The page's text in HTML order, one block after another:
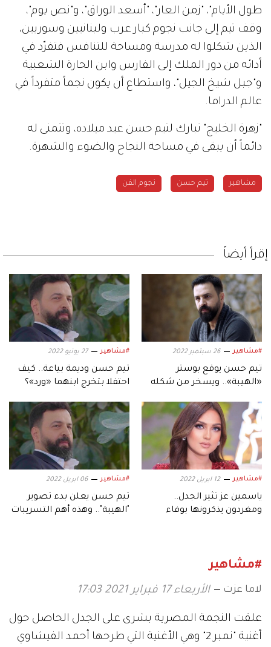
طول الأيام"، "زمن العار"، "أسعد الوراق"، و"نص يوم"،
وقف تيم إلى جانب نجوم كبار عرب ولبنانيين وسوريين،
الذين شكلوا له مدرسة ومساحة للتنافس فتفرّد في
أدائه من دور الملك إلى الفارس وابن الحارة الشعبية
و"جبل شيخ الجيل"، واستطاع أن يكون نجماً متفرداً في
عالم الدراما.
"زهرة الخليج" تبارك لتيم حسن عيد ميلاده، وتتمنى له
دائماً أن يبقى في مساحة النجاح والضوء والشهرة.
مشاهير تيم حسن نجوم الفن
إقرأ أيضاً
#مشاهير 26 سبتمبر 2022
تيم حسن يوقع بوستر
«الهيبة».. ويسخر من شكله
#مشاهير 27 يونيو 2022
تيم حسن وديمة بياعة.. كيف
احتفلا بتخرج ابنهما «ورد»؟
#مشاهير 12 ابريل 2022
ياسمين عز تثير الجدل..
ومغردون يذكرونها بوفاء
#مشاهير 06 ابريل 2022
تيم حسن يعلن بدء تصوير
"الهيبة".. وهذه أهم التسريبات
#مشاهير
لاما عزت الأربعاء 17 فبراير 2021 17:03
علقت النجمة المصرية بشرى على الجدل الحاصل حول
أغنية "نمبر 2" وهي الأغنية التي طرحها أحمد الفيشاوي